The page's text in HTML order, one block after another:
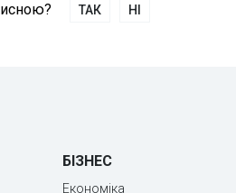
ТАК НІ
БІЗНЕС
Економіка